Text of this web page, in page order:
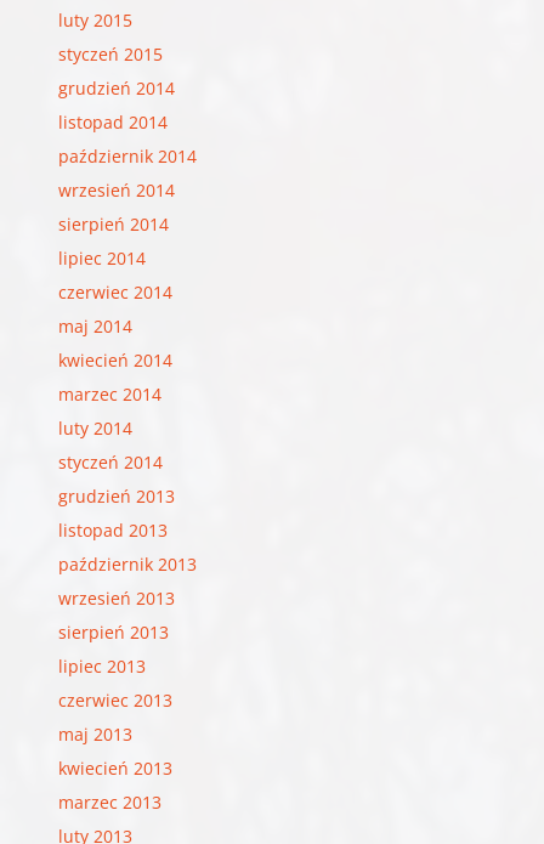
luty 2015
styczeń 2015
grudzień 2014
listopad 2014
październik 2014
wrzesień 2014
sierpień 2014
lipiec 2014
czerwiec 2014
maj 2014
kwiecień 2014
marzec 2014
luty 2014
styczeń 2014
grudzień 2013
listopad 2013
październik 2013
wrzesień 2013
sierpień 2013
lipiec 2013
czerwiec 2013
maj 2013
kwiecień 2013
marzec 2013
luty 2013